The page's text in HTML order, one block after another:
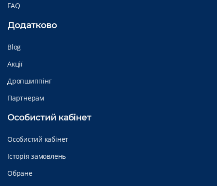
FAQ
Додатково
Blog
Акції
Дропшиппінг
Партнерам
Особистий кабінет
Особистий кабінет
Історія замовлень
Обране